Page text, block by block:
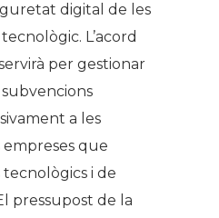
digital de les
L’acord
per gestionar
a les
que
i de
pressupost de la